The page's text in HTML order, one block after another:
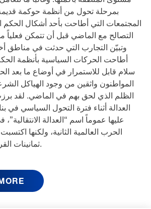
بمرحلة تحول من أنظمة حوكمة
المجتمعات التي أطاحت بأحد أشكال الحكم
التصالح مع الماضي قبل أن تتمكن فعلياً
وتبيّن التجارب التي حدثت في مناطق
أطاحت الحركات السياسية بأنظمة الحكم
سلام قابل للاستمرار في أوضاع ما بعد
المواطنون واثقين من وجود الهياكل
الظلم الذي لحق بهم في الماضي. لقد
العدالة أثناء فترة التحول السياسي في
عليها عموماً اسم “العدالة
الحرب العالمية الثانية، ولكنها
ثمانينات القرن العشرين وما تلاها.